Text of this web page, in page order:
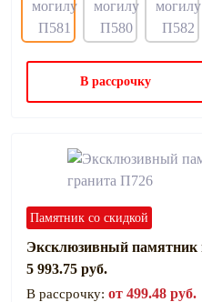
В рассрочку
Памятник со скидкой
Эксклюзивный памятник
5 993.75 руб.
В рассрочку: от 499.48 руб.